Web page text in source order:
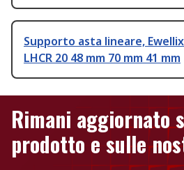
Supporto asta lineare,
LHCR 20 48 mm 70 mm 41 mm
Rimani aggiornato
prodotto e sulle